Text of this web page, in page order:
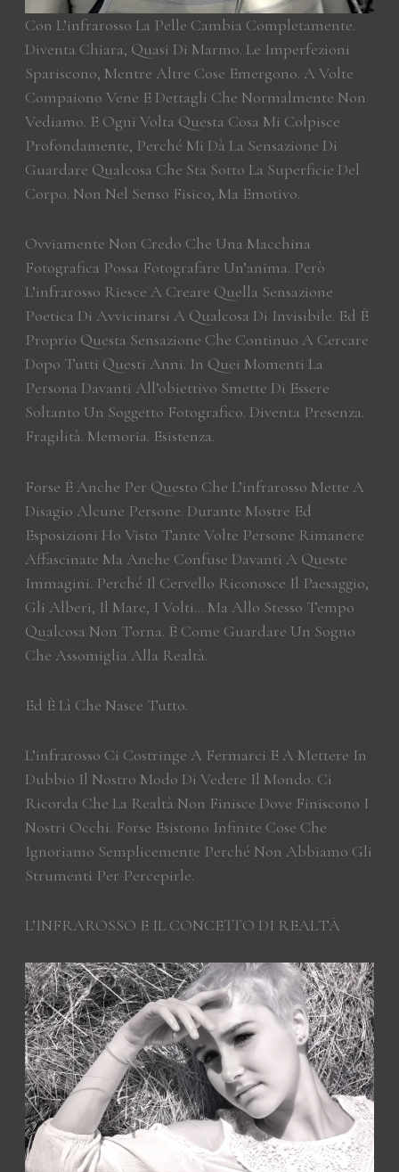
Con L’infrarosso La Pelle Cambia Completamente.
Diventa Chiara, Quasi Di Marmo. Le Imperfezioni
Spariscono, Mentre Altre Cose Emergono. A Volte
Compaiono Vene E Dettagli Che Normalmente Non
Vediamo. E Ogni Volta Questa Cosa Mi Colpisce
Profondamente, Perché Mi Dà La Sensazione Di
Guardare Qualcosa Che Sta Sotto La Superficie Del
Corpo. Non Nel Senso Fisico, Ma Emotivo.
Ovviamente Non Credo Che Una Macchina
Fotografica Possa Fotografare Un’anima. Però
L’infrarosso Riesce A Creare Quella Sensazione
Poetica Di Avvicinarsi A Qualcosa Di Invisibile. Ed È
Proprio Questa Sensazione Che Continuo A Cercare
Dopo Tutti Questi Anni. In Quei Momenti La
Persona Davanti All’obiettivo Smette Di Essere
Soltanto Un Soggetto Fotografico. Diventa Presenza.
Fragilità. Memoria. Esistenza.
Forse È Anche Per Questo Che L’infrarosso Mette A
Disagio Alcune Persone. Durante Mostre Ed
Esposizioni Ho Visto Tante Volte Persone Rimanere
Affascinate Ma Anche Confuse Davanti A Queste
Immagini. Perché Il Cervello Riconosce Il Paesaggio,
Gli Alberi, Il Mare, I Volti… Ma Allo Stesso Tempo
Qualcosa Non Torna. È Come Guardare Un Sogno
Che Assomiglia Alla Realtà.
Ed È Lì Che Nasce Tutto.
L’infrarosso Ci Costringe A Fermarci E A Mettere In
Dubbio Il Nostro Modo Di Vedere Il Mondo. Ci
Ricorda Che La Realtà Non Finisce Dove Finiscono I
Nostri Occhi. Forse Esistono Infinite Cose Che
Ignoriamo Semplicemente Perché Non Abbiamo Gli
Strumenti Per Percepirle.
L’INFRAROSSO E IL CONCETTO DI REALTÀ